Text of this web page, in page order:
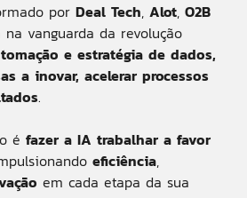
por Deal Tech, Alot, O2B
na vanguarda da revolução
e estratégia de dados,
a inovar, acelerar processos
.
é fazer a IA trabalhar a favor
eficiência,
em cada etapa da sua